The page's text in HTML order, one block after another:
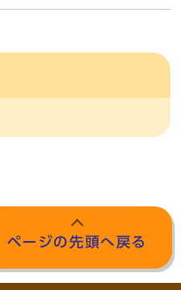
ページの先頭へ戻る